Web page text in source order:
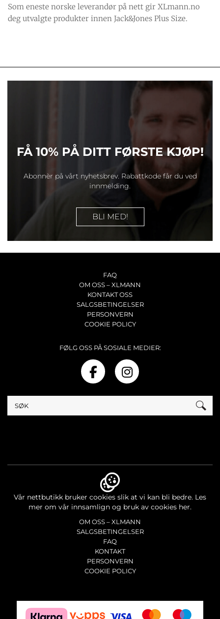
Som eneste norske leverandør på nett gir XLmann.no
deg utvalgte produkter innen Jack&Jones Plus Size.
FÅ 10% PÅ DITT FØRSTE KJØP!
Abonnèr på vårt nyhetsbrev. Rabattkode får du ved
innmelding.
BLI MED!
FAQ
OM OSS – XLMANN
KONTAKT OSS
SALGSBETINGELSER
PERSONVERN
COOKIE POLICY
FØLG OSS PÅ SOSIALE MEDIER:
Vår nettbutikk bruker cookies slik at vi kan bli bedre. Les
mer om vår innsamlign og bruk av cookies her.
OM OSS – XLMANN
SALGSBETINGELSER
FAQ
KONTAKT
PERSONVERN
COOKIE POLICY